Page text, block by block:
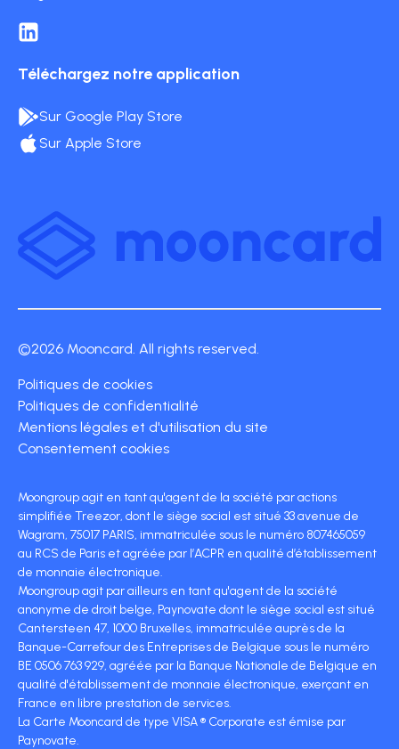
Téléchargez notre application
Sur Google Play Store
Sur Apple Store
©2026 Mooncard. All rights reserved.
Politiques de cookies
Politiques de confidentialité
Mentions légales et d'utilisation du site
Consentement cookies
Moongroup agit en tant qu'agent de la société par actions
simplifiée Treezor, dont le siège social est situé 33 avenue de
Wagram, 75017 PARIS, immatriculée sous le numéro 807465059
au RCS de Paris et agréée par l’ACPR en qualité d’établissement
de monnaie électronique.
Moongroup agit par ailleurs en tant qu'agent de la société
anonyme de droit belge, Paynovate dont le siège social est situé
Cantersteen 47, 1000 Bruxelles, immatriculée auprès de la
Banque-Carrefour des Entreprises de Belgique sous le numéro
BE 0506 763 929, agréée par la Banque Nationale de Belgique en
qualité d'établissement de monnaie électronique, exerçant en
France en libre prestation de services.
La Carte Mooncard de type VISA ® Corporate est émise par
Paynovate.